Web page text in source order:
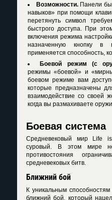
Возможности. Панели
навыков» при помощи
перетянуть символ
быстрого доступа. При
включения режима
назначенную кнопку в
применяется способность,
Боевой режим (с
режимы «боевой» и
боевом режиме вам
которые предназначены
взаимодействие со своей
когда вы размахиваете
Боевая система
Средневековый мир Life
суровый. В этом мире
противостояния
средневековых битв.
Ближний бой
К уникальным способностям
ближний бой, который